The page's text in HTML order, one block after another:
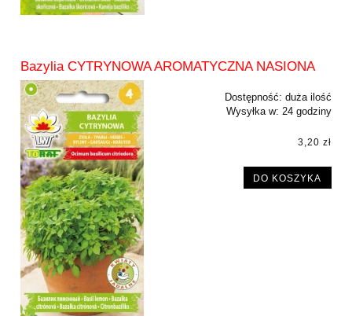
Bazylia CYTRYNOWA AROMATYCZNA NASIONA
Dostępność: duża ilość
Wysyłka w: 24 godziny
3,20 zł
DO KOSZYKA